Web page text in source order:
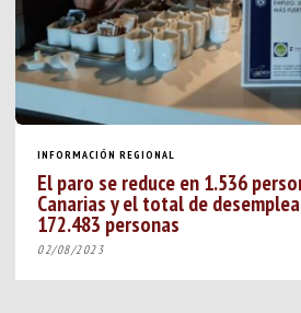
INFORMACIÓN REGIONAL
El paro se reduce en 1.536
Canarias y el total de
172.483 personas
02/08/2023